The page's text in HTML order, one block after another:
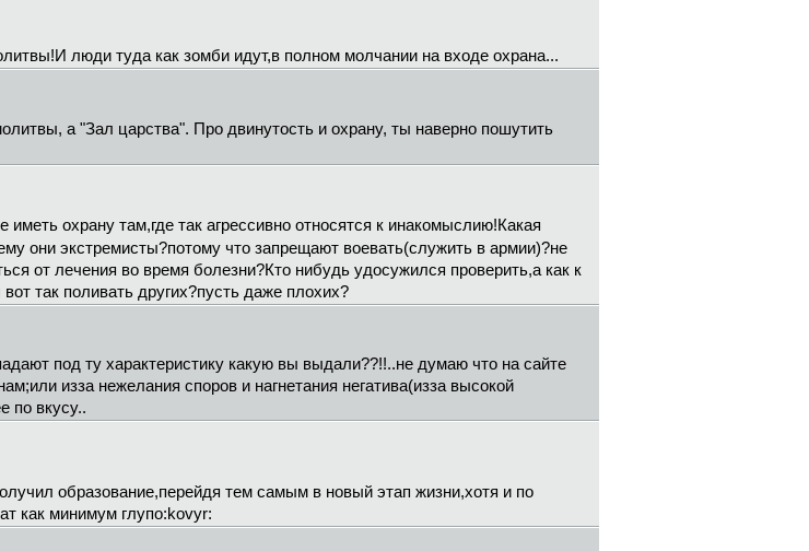
люди туда как зомби идут,в полном молчании на входе охрана...
а "Зал царства". Про двинутость и охрану, ты наверно пошутить
иметь охрану там,где так агрессивно относятся к инакомыслию!Какая
они экстремисты?потому что запрещают воевать(служить в армии)?не
от лечения во время болезни?Кто нибудь удосужился проверить,а как к
так поливать других?пусть даже плохих?
под ту характеристику какую вы выдали??!!..не думаю что на сайте
изза нежелания споров и нагнетания негатива(изза высокой
по вкусу..
образование,перейдя тем самым в новый этап жизни,хотя и по
как минимум глупо:kovyr: